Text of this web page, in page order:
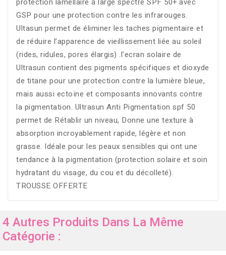
GSP pour une protection contre les infrarouges.
Ultasun permet de éliminer les taches pigmentaire et
de réduire l’apparence de vieillissement liée au soleil
(rides, ridules, pores élargis) .l'ecran solaire de
Ultrasun contient des pigments spécifiques et dioxyde
de titane pour une protection contre la lumière bleue,
mais aussi ectoïne et composants innovants contre
la pigmentation. Ultrasun Anti Pigmentation spf 50
permet de Rétablir un niveau, Donne une texture à
absorption incroyablement rapide, légère et non
grasse. Idéale pour les peaux sensibles qui ont une
tendance à la pigmentation (protection solaire et soin
hydratant du visage, du cou et du décolleté).
TROUSSE OFFERTE
4 Autres Produits Dans La Même
Catégorie :